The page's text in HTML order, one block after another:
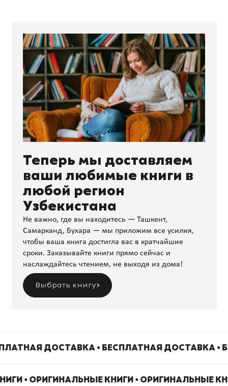
Теперь мы доставляем
ваши любимые книги в
любой регион
Узбекистана
Не важно, где вы находитесь — Ташкент,
Самарканд, Бухара — мы приложим все усилия,
чтобы ваша книга достигла вас в кратчайшие
сроки. Заказывайте книги прямо сейчас и
наслаждайтесь чтением, не выходя из дома!
Выбрать книгу
ДОСТАВКА • БЕСПЛАТНАЯ ДОСТАВКА
• ОРИГИНАЛЬНЫЕ КНИГИ • ОРИГИНАЛЬНЫЕ